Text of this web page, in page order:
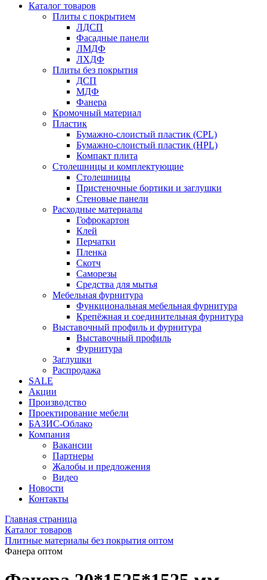
Каталог товаров
Плиты с покрытием
ЛДСП
Фасадные панели
ЛМДФ
ЛХДФ
Плиты без покрытия
ДСП
МДФ
Фанера
Кромочный материал
Пластик
Бумажно-слоистый пластик (CPL)
Бумажно-слоистый пластик (HPL)
Компакт плита
Столешницы и комплектующие
Столешницы
Пристеночные бортики и заглушки
Стеновые панели
Расходные материалы
Гофрокартон
Клей
Перчатки
Пленка
Скотч
Саморезы
Средства для мытья
Мебельная фурнитура
Функциональная мебельная фурнитура
Крепёжная и соединительная фурнитура
Выставочный профиль и фурнитура
Выставочный профиль
Фурнитура
Заглушки
Распродажа
SALE
Акции
Производство
Проектирование мебели
БАЗИС-Облако
Компания
Вакансии
Партнеры
Жалобы и предложения
Видео
Новости
Контакты
Главная страница
Каталог товаров
Плитные материалы без покрытия оптом
Фанера оптом